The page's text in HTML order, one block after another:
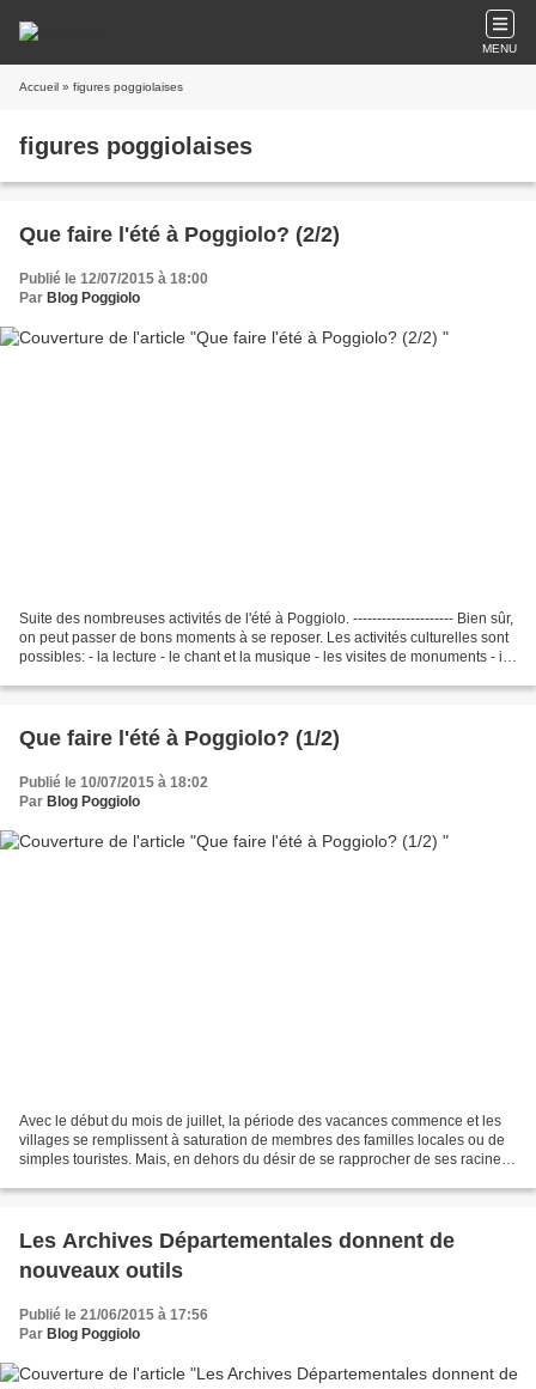
MENU
Accueil » figures poggiolaises
figures poggiolaises
Que faire l'été à Poggiolo? (2/2)
Publié le 12/07/2015 à 18:00
Par Blog Poggiolo
Suite des nombreuses activités de l'été à Poggiolo. --------------------- Bien sûr,
on peut passer de bons moments à se reposer. Les activités culturelles sont
possibles: - la lecture - le chant et la musique - les visites de monuments - il y
Que faire l'été à Poggiolo? (1/2)
Publié le 10/07/2015 à 18:02
Par Blog Poggiolo
Avec le début du mois de juillet, la période des vacances commence et les
villages se remplissent à saturation de membres des familles locales ou de
simples touristes. Mais, en dehors du désir de se rapprocher de ses racines
Les Archives Départementales donnent de
nouveaux outils
Publié le 21/06/2015 à 17:56
Par Blog Poggiolo